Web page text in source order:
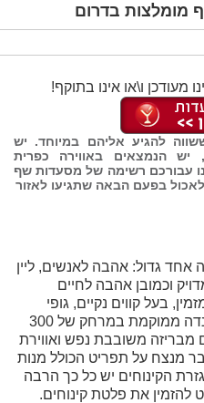
מומלצות בדרום
מעודכן ו\או אינו בתוקף!
להגיע אליהם במיוחד. יש
הנמצאים באווירה כפרית
עבורכם רשימה של מסעדות שף
בפעם הבאה שתגיעו לאזור
אחד גדול: אהבה לאנשים, ליין
וכמובן אהבה לחיים
בעל קווים נקיים, גופי
תאורה מסוגננים ובר מרשים. לינדה ממוקמת במרחק של 300
מבריזה משובבת נפש ואווירת
מנצח על תפריט הכולל מנות
הקינוחים יש כל כך הרבה
את פלטת קינוחים.